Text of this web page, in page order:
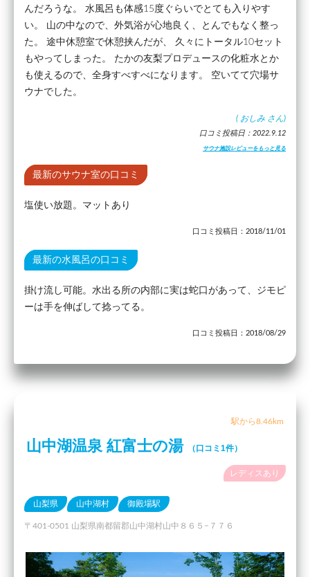
んだろうな。 水風呂も体感15度ぐらいでとても入りやす
い。 山の中なので、外気浴が心地良く、とんでもなく整っ
た。 途中休憩室で休憩挟んだが、 久々にトータル10セット
もやってしまった。 たかの友梨プロデュースの化粧水とか
も使えるので、全身すべすべになります。 空いてて穴場サ
ウナでした。
( おしみ さん)
口コミ投稿日：2022.9.12
サウナ施設レビューをもっと見る
最新のサウナ室の口コミ
塩使い放題。マットあり
口コミ投稿日：2018/11/01
最新の水風呂の口コミ
掛け流し可能。水出る所の内部に実は蛇口があって、ジモピ
ーは手を伸ばして捻ってる。
口コミ投稿日：2018/08/29
駅から8.46km
山中湖温泉 紅富士の湯 （口コミ1件）
レディスあり
山梨県 山中湖村 御殿場駅
〒401-0501 山梨県南都留郡山中湖村山中８６５−７７６